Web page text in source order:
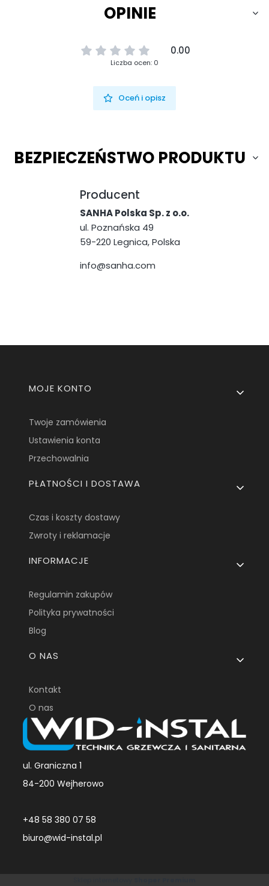
OPINIE
0.00
Liczba ocen: 0
Oceń i opisz
BEZPIECZEŃSTWO PRODUKTU
Producent
SANHA Polska Sp. z o.o.
ul. Poznańska 49
59-220 Legnica, Polska
info@sanha.com
Linki w stopce
MOJE KONTO
Twoje zamówienia
Ustawienia konta
Przechowalnia
PŁATNOŚCI I DOSTAWA
Czas i koszty dostawy
Zwroty i reklamacje
INFORMACJE
Regulamin zakupów
Polityka prywatności
Blog
O NAS
Kontakt
O nas
ul. Graniczna 1
84-200 Wejherowo
+48 58 380 07 58
biuro@wid-instal.pl